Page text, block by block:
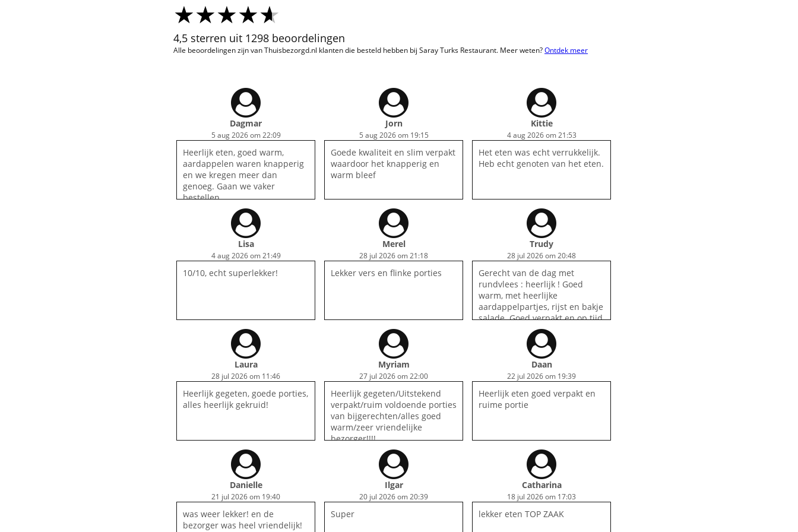
4,5 sterren uit 1298 beoordelingen
Alle beoordelingen zijn van Thuisbezorgd.nl klanten die besteld hebben bij Saray Turks Restaurant. Meer weten?Ontdek meer
Dagmar
5 aug 2026 om 22:09
Heerlijk eten, goed warm,
aardappelen waren knapperig
en we kregen meer dan
genoeg. Gaan we vaker
bestellen
Jorn
5 aug 2026 om 19:15
Goede kwaliteit en slim verpakt
waardoor het knapperig en
warm bleef
Kittie
4 aug 2026 om 21:53
Het eten was echt verrukkelijk.
Heb echt genoten van het eten.
Lisa
4 aug 2026 om 21:49
10/10, echt superlekker!
Merel
28 jul 2026 om 21:18
Lekker vers en flinke porties
Trudy
28 jul 2026 om 20:48
Gerecht van de dag met
rundvlees : heerlijk ! Goed
warm, met heerlijke
aardappelpartjes, rijst en bakje
salade. Goed verpakt en op tijd
bezorgd...Ik ben een fan !
Laura
28 jul 2026 om 11:46
Heerlijk gegeten, goede porties,
alles heerlijk gekruid!
Myriam
27 jul 2026 om 22:00
Heerlijk gegeten/Uitstekend
verpakt/ruim voldoende porties
van bijgerechten/alles goed
warm/zeer vriendelijke
bezorger!!!!
Daan
22 jul 2026 om 19:39
Heerlijk eten goed verpakt en
ruime portie
Danielle
21 jul 2026 om 19:40
was weer lekker! en de
bezorger was heel vriendelijk!
Ilgar
20 jul 2026 om 20:39
Super
Catharina
18 jul 2026 om 17:03
lekker eten TOP ZAAK